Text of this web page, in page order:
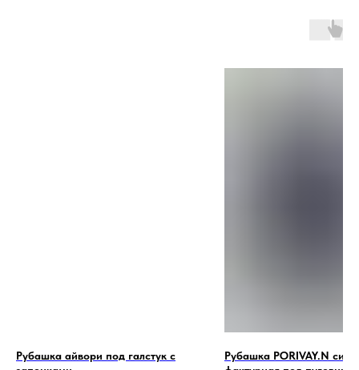
Рубашка айвори под галстук с
Рубашка PORIVAY.N